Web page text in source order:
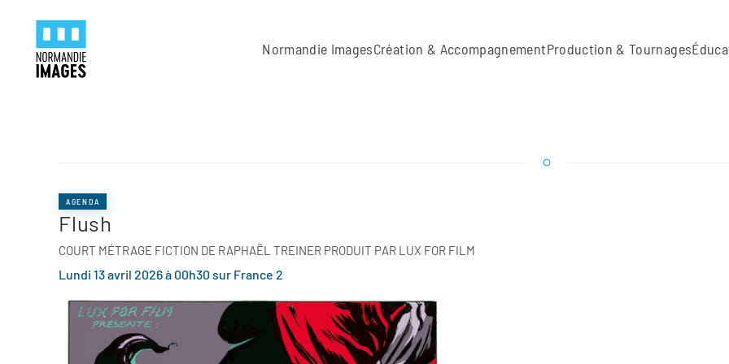
Skip to main content
Normandie ImagesCréation & AccompagnementProduction & Tournages
AGENDA
Flush
COURT MÉTRAGE FICTION DE RAPHAËL TREINER PRODUIT PAR LUX FOR FILM
Lundi 13 avril 2026 à 00h30 sur France 2